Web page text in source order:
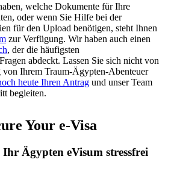
welche Dokumente für Ihre
oder wenn Sie Hilfe bei der
für den Upload benötigen, steht Ihnen
zur Verfügung. Wir haben auch einen
, der die häufigsten
abdeckt. Lassen Sie sich nicht von
Ihrem Traum-Ägypten-Abenteuer
heute Ihren Antrag und unser Team
begleiten.
Your e-Visa
Ägypten eVisum stressfrei